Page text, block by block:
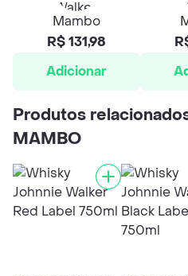
Mambo
R$ 131,98
Adicionar
Produtos
MAMBO